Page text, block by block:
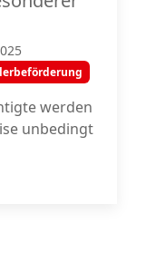
werden
unbedingt